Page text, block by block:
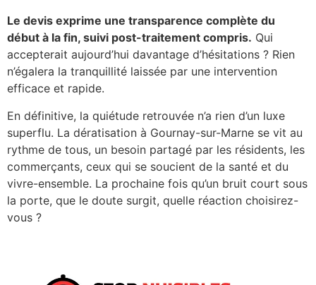
Le devis exprime une transparence complète du
début à la fin, suivi post-traitement compris. Qui
accepterait aujourd’hui davantage d’hésitations ? Rien
n’égalera la tranquillité laissée par une intervention
efficace et rapide.
En définitive, la quiétude retrouvée n’a rien d’un luxe
superflu. La dératisation à Gournay-sur-Marne se vit au
rythme de tous, un besoin partagé par les résidents, les
commerçants, ceux qui se soucient de la santé et du
vivre-ensemble. La prochaine fois qu’un bruit court sous
la porte, que le doute surgit, quelle réaction choisirez-
vous ?